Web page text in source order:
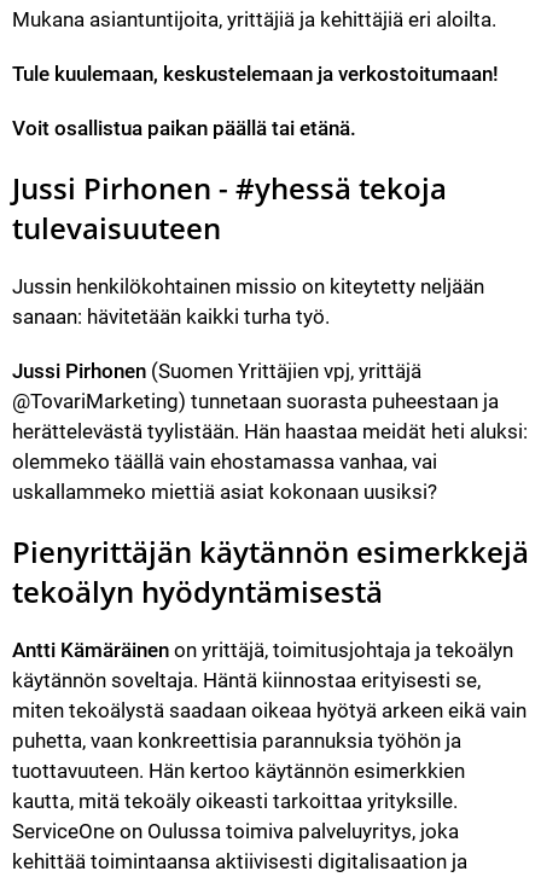
Mukana asiantuntijoita, yrittäjiä ja kehittäjiä eri aloilta.
Tule kuulemaan, keskustelemaan ja verkostoitumaan!
Voit osallistua paikan päällä tai etänä.
Jussi Pirhonen - #yhessä tekoja
tulevaisuuteen
Jussin henkilökohtainen missio on kiteytetty neljään
sanaan: hävitetään kaikki turha työ.
Jussi Pirhonen (Suomen Yrittäjien vpj, yrittäjä
@TovariMarketing) tunnetaan suorasta puheestaan ja
herättelevästä tyylistään. Hän haastaa meidät heti aluksi:
olemmeko täällä vain ehostamassa vanhaa, vai
uskallammeko miettiä asiat kokonaan uusiksi?
Pienyrittäjän käytännön esimerkkejä
tekoälyn hyödyntämisestä
Antti Kämäräinen on yrittäjä, toimitusjohtaja ja tekoälyn
käytännön soveltaja. Häntä kiinnostaa erityisesti se,
miten tekoälystä saadaan oikeaa hyötyä arkeen eikä vain
puhetta, vaan konkreettisia parannuksia työhön ja
tuottavuuteen. Hän kertoo käytännön esimerkkien
kautta, mitä tekoäly oikeasti tarkoittaa yrityksille.
ServiceOne on Oulussa toimiva palveluyritys, joka
kehittää toimintaansa aktiivisesti digitalisaation ja